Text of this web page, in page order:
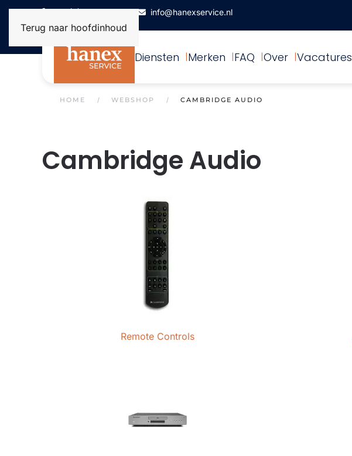
Terug naar hoofdinhoud
+31(0)172-506993 info@hanexservice.nl
Diensten Merken FAQ Over Vacatures
HOME WEBSHOP CAMBRIDGE AUDIO
Cambridge Audio
Remote Controls